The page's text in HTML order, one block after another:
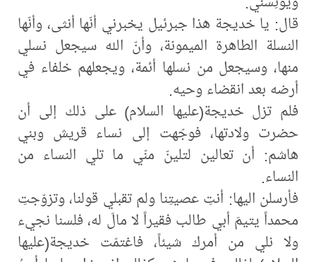
قال: يا خديجة هذا جبرئيل يخبرني أنّها أنثى، وأنّها
النسلة الطاهرة الميمونة، وأنّ الله سيجعل نسلي
منها، وسيجعل من نسلها أئمة، ويجعلهم خلفاء في
أرضه بعد انقضاء وحيه.
فلم تزل خديجة(عليها السلام) على ذلك إلى أن
حضرت ولادتها، فوجّهت إلى نساء قريش وبني
هاشم: أن تعالين لتلينّ منّي ما تلي النساء من
النساء.
فأرسلن اليها: أنتِ عصيتِنا ولم تقبلي قولنا، وتزوّجتِ
محمداً يتيمَ أبي طالب فقيراً لا مالَ له، فلسنا نجيء
ولا نلي من أمرك شيئاً، فاغتمّت خديجة(عليها